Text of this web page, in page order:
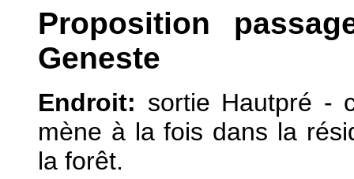
Proposition
Geneste
Endroit: sortie Hautpré -
mène à la fois dans la
la forêt.